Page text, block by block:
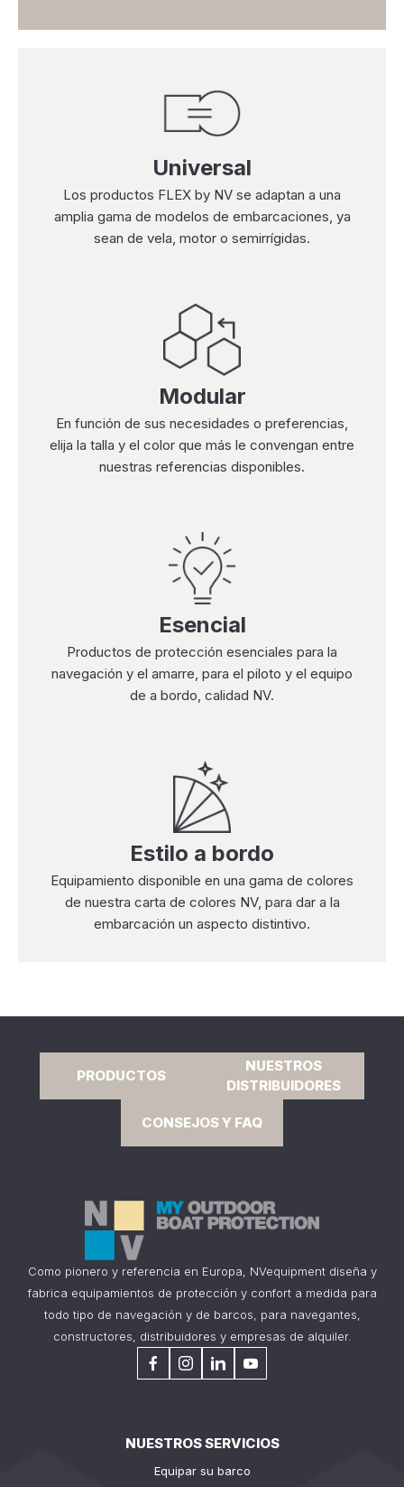
Universal
Los productos FLEX by NV se adaptan a una
amplia gama de modelos de embarcaciones, ya
sean de vela, motor o semirrígidas.
Modular
En función de sus necesidades o preferencias,
elija la talla y el color que más le convengan entre
nuestras referencias disponibles.
Esencial
Productos de protección esenciales para la
navegación y el amarre, para el piloto y el equipo
de a bordo, calidad NV.
Estilo a bordo
Equipamiento disponible en una gama de colores
de nuestra carta de colores NV, para dar a la
embarcación un aspecto distintivo.
PRODUCTOS
NUESTROS
DISTRIBUIDORES
CONSEJOS Y FAQ
Como pionero y referencia en Europa, NVequipment diseña y
fabrica equipamientos de protección y confort a medida para
todo tipo de navegación y de barcos, para navegantes,
constructores, distribuidores y empresas de alquiler.
NUESTROS SERVICIOS
Equipar su barco